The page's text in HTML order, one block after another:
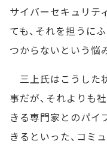
サイバーセキュリテ
ても、それを担うに
つからないという悩
三上氏はこうした
事だが、それよりも
きる専門家とのパイ
きるといった、コミ